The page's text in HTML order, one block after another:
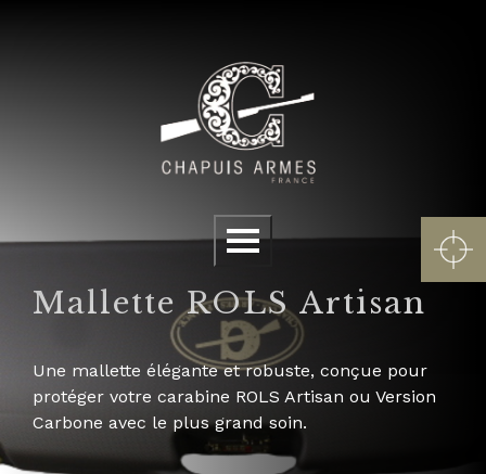
Menu
Mallette ROLS Artisan
Une mallette élégante et robuste, conçue pour
protéger votre carabine ROLS Artisan ou Version
Carbone avec le plus grand soin.